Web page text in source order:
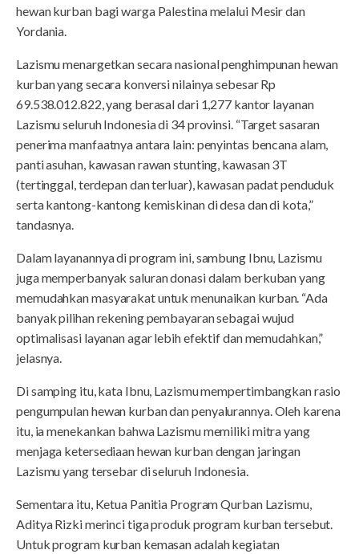
hewan kurban bagi warga Palestina melalui Mesir dan
Yordania.
Lazismu menargetkan secara nasional penghimpunan hewan
kurban yang secara konversi nilainya sebesar Rp
69.538.012.822, yang berasal dari 1,277 kantor layanan
Lazismu seluruh Indonesia di 34 provinsi. “Target sasaran
penerima manfaatnya antara lain: penyintas bencana alam,
panti asuhan, kawasan rawan stunting, kawasan 3T
(tertinggal, terdepan dan terluar), kawasan padat penduduk
serta kantong-kantong kemiskinan di desa dan di kota,”
tandasnya.
Dalam layanannya di program ini, sambung Ibnu, Lazismu
juga memperbanyak saluran donasi dalam berkuban yang
memudahkan masyarakat untuk menunaikan kurban. “Ada
banyak pilihan rekening pembayaran sebagai wujud
optimalisasi layanan agar lebih efektif dan memudahkan,”
jelasnya.
Di samping itu, kata Ibnu, Lazismu mempertimbangkan rasio
pengumpulan hewan kurban dan penyalurannya. Oleh karena
itu, ia menekankan bahwa Lazismu memiliki mitra yang
menjaga ketersediaan hewan kurban dengan jaringan
Lazismu yang tersebar di seluruh Indonesia.
Sementara itu, Ketua Panitia Program Qurban Lazismu,
Aditya Rizki merinci tiga produk program kurban tersebut.
Untuk program kurban kemasan adalah kegiatan